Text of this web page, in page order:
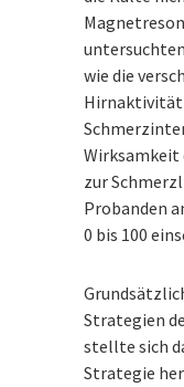
wie die
Hirnaktivität
Wirksamkeit
zur
Probanden
0 bis 100
Strategien
stellte sich
Strategie